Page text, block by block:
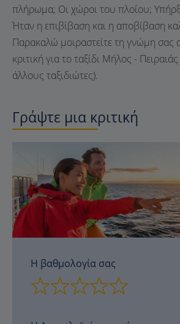
πλήρωμα; Οι χώροι του πλοίου;
Ήταν η επιβίβαση και η αποβίβαση
Παρακαλώ μοιραστείτε τη γνώμη σας
κριτική για το ταξίδι Μήλος -
άλλους ταξιδιώτες).
Γράψτε μια κριτική
Η βαθμολογία σας